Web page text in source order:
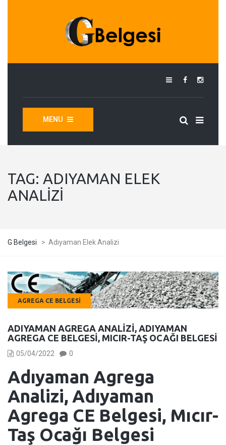
MENU
TAG: ADIYAMAN ELEK
ANALIZI
G Belgesi > Adıyaman Elek Analizi
AGREGA CE BELGESI
ADIYAMAN AGREGA ANALIZI, ADIYAMAN
AGREGA CE BELGESI, MICIR-TAŞ OCAĞI BELGESI
05/04/2022 0
Adıyaman Agrega
Analizi, Adıyaman
Agrega CE Belgesi, Mıcır-
Taş Ocağı Belgesi